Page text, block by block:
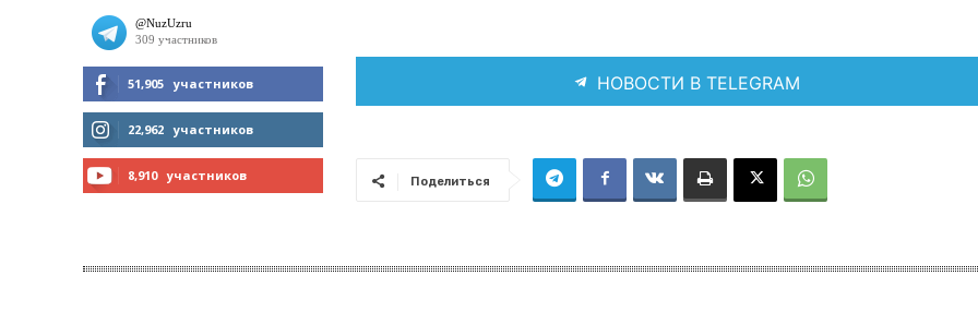
51,905 участников
МНЕ НРАВИТСЯ
22,962 участников
8,910 участников
НОВОСТИ В TELEGRAM
Поделиться